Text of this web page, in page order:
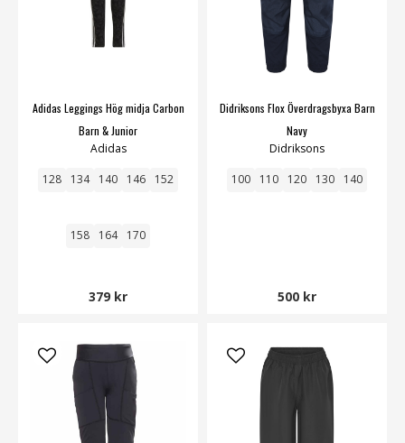
Adidas Leggings Hög midja Carbon
Barn & Junior
Adidas
128 134 140 146 152
158 164 170
379 kr
Didriksons Flox Överdragsbyxa Barn
Navy
Didriksons
100 110 120 130 140
500 kr